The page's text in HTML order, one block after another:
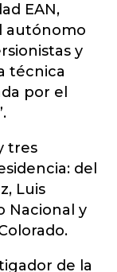
EAN,
autónomo
y
técnica
por el
tres
del
Luis
Nacional y
de la